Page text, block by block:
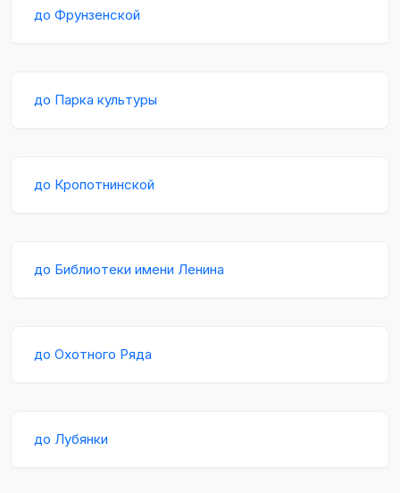
до Фрунзенской
до Парка культуры
до Кропотнинской
до Библиотеки имени Ленина
до Охотного Ряда
до Лубянки